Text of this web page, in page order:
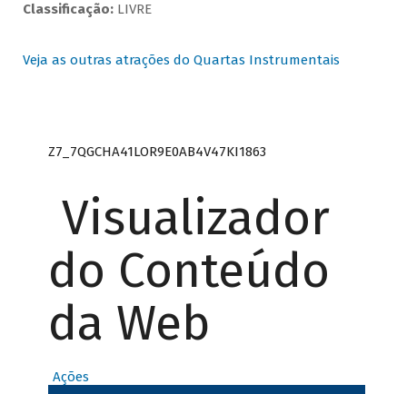
Classificação:LIVRE
Veja as outras atrações do Quartas Instrumentais
Z7_7QGCHA41LOR9E0AB4V47KI1863
Visualizador
do Conteúdo
da Web
Ações